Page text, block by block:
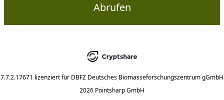
Abrufen
7.7.2.17671 lizenziert für DBFZ Deutsches Biomasseforschungszentrum gGmbH
2026 Pointsharp GmbH